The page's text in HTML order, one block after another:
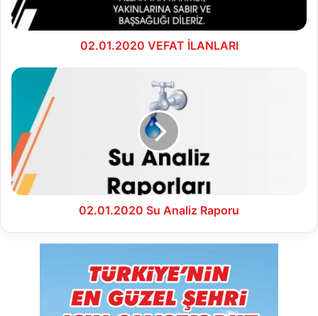
02.01.2020 VEFAT İLANLARI
02.01.2020
Raporu
02.01.2020 Su Analiz Raporu